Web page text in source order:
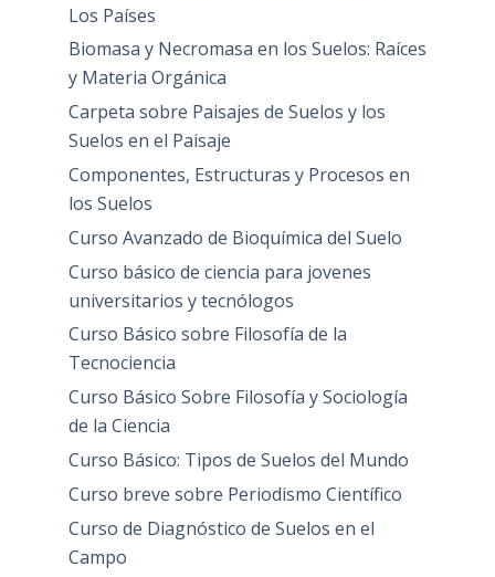
Los Países
Biomasa y Necromasa en los Suelos: Raíces
y Materia Orgánica
Carpeta sobre Paisajes de Suelos y los
Suelos en el Paisaje
Componentes, Estructuras y Procesos en
los Suelos
Curso Avanzado de Bioquímica del Suelo
Curso básico de ciencia para jovenes
universitarios y tecnólogos
Curso Básico sobre Filosofía de la
Tecnociencia
Curso Básico Sobre Filosofía y Sociología
de la Ciencia
Curso Básico: Tipos de Suelos del Mundo
Curso breve sobre Periodismo Científico
Curso de Diagnóstico de Suelos en el
Campo